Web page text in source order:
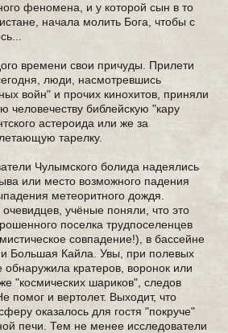
феномена, и у которой сын в то
начала молить Бога, чтобы с
времени свои причуды. Прилети
люди, насмотревшись
войн" и прочих кинохитов, приняли
человечеству библейскую "кару
астероида или же за
тарелку.
Чулымского болида надеялись
или место возможного падения
метеоритного дождя.
учёные поняли, что это
поселка трудпоселенцев
совпадение!), в бассейне
Большая Кайла. Увы, при полевых
обнаружила кратеров, воронок или
"космических шариков", следов
помог и вертолет. Выходит, что
оказалось для гостя "покруче"
печи. Тем не менее исследователи